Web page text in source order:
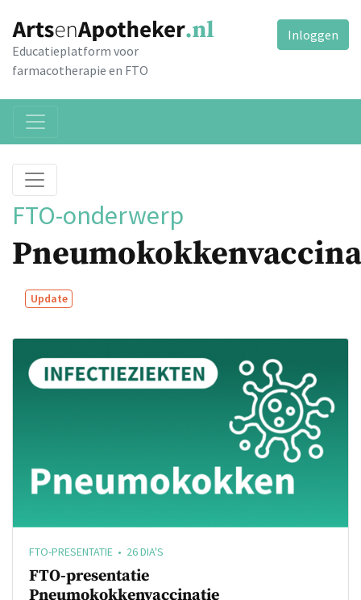
Educatieplatform voor
farmacotherapie en FTO
Inloggen
FTO-onderwerp
Update
FTO-PRESENTATIE • 26 DIA'S
FTO-presentatie
Pneumokokkenvaccinatie